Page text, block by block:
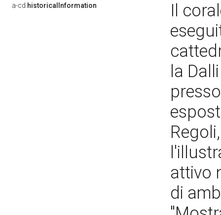
a-cd:historicalInformation
Il
la
attivo
di